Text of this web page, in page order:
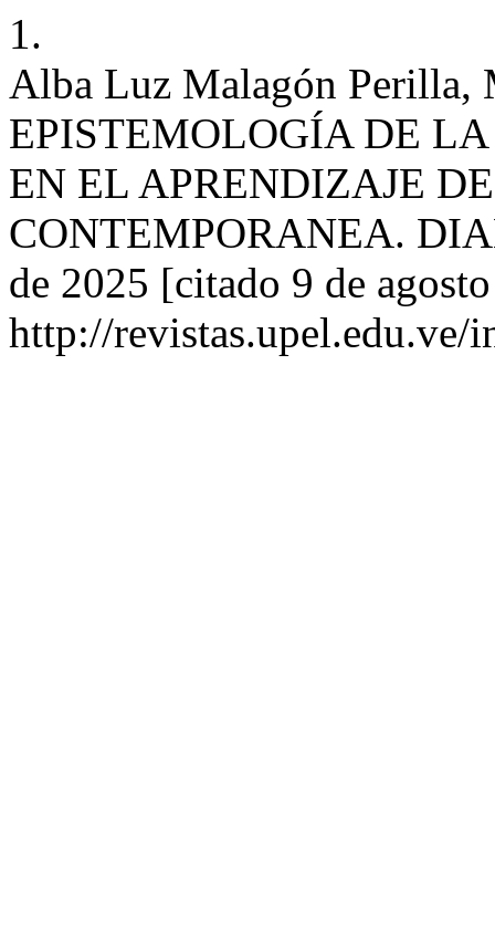
1.
Alba Luz Malagón Perilla,
EPISTEMOLOGÍA DE
EN EL APRENDIZAJE
CONTEMPORANEA.
de 2025 [citado 9 de
http://